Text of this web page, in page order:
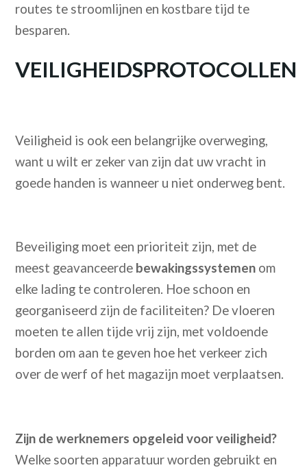
routes te stroomlijnen en kostbare tijd te
besparen.
VEILIGHEIDSPROTOCOLLEN
Veiligheid is ook een belangrijke overweging,
want u wilt er zeker van zijn dat uw vracht in
goede handen is wanneer u niet onderweg bent.
Beveiliging moet een prioriteit zijn, met de
meest geavanceerde bewakingssystemen om
elke lading te controleren. Hoe schoon en
georganiseerd zijn de faciliteiten? De vloeren
moeten te allen tijde vrij zijn, met voldoende
borden om aan te geven hoe het verkeer zich
over de werf of het magazijn moet verplaatsen.
Zijn de werknemers opgeleid voor veiligheid?
Welke soorten apparatuur worden gebruikt en